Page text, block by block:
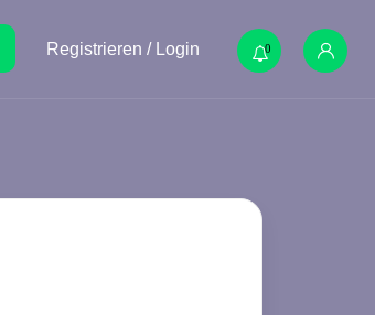
Registrieren / Login 0